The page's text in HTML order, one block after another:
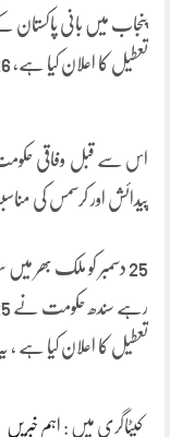
تعطیل کا اعلان کیا ہے، 26 دسمبر کو صرف مسیحی برادری کو عام تعطیل ہوگی۔
پیدائش اور کرسمس کی
25 دسمبر کو ملک بھر
تعطیل کا اعلان کیا ہے ،
کیٹاگری میں : اہم خبریں